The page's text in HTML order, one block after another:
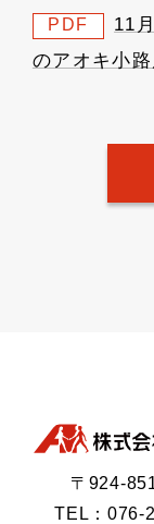
PDF
11
のアオキ小
〒924-
TEL：076-